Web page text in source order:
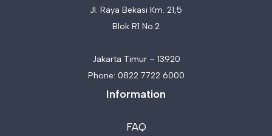
Jl. Raya Bekasi Km. 21,5
Blok R1 No.2
Jakarta Timur – 13920
Phone: 0822 7722 6000
Information
FAQ